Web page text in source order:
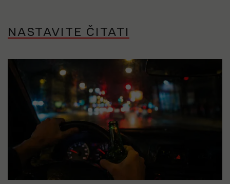
NASTAVITE ČITATI